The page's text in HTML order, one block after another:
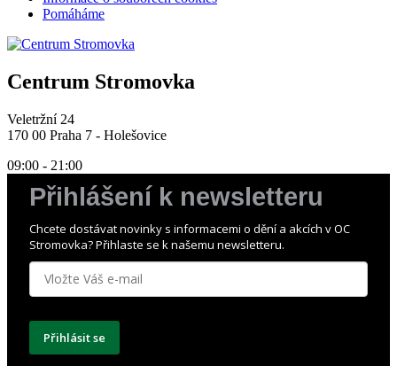
Pomáháme
Centrum Stromovka
Veletržní 24
170 00 Praha 7 - Holešovice
09:00 - 21:00
Přihlášení k newsletteru
Chcete dostávat novinky s informacemi o dění a akcích v OC
Stromovka? Přihlaste se k našemu newsletteru.
Přihlásit se